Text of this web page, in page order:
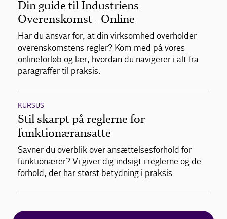
Din guide til Industriens
Overenskomst - Online
Har du ansvar for, at din virksomhed overholder
overenskomstens regler? Kom med på vores
onlineforløb og lær, hvordan du navigerer i alt fra
paragraffer til praksis.
KURSUS
Stil skarpt på reglerne for
funktionæransatte
Savner du overblik over ansættelsesforhold for
funktionærer? Vi giver dig indsigt i reglerne og de
forhold, der har størst betydning i praksis.